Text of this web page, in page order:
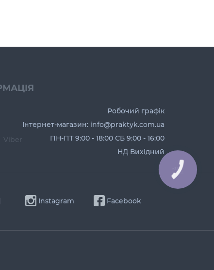
Viber
Робочий графік
Інтернет-магазин: info@praktyk.com.ua
ПН-ПТ 9:00 - 18:00 СБ 9:00 - 16:00
НД Вихідний
Instagram Facebook